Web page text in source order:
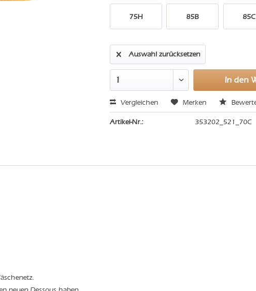
75H 85B 85C
Auswahl zurücksetzen
In den
Vergleichen Merken
Artikel-Nr.: 353202_521_70C